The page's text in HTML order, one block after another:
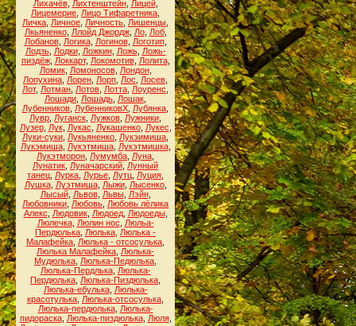
Лихачёв, Лихтенштейн, Лицей,
Лицемерие Лицо Тифаретника
Личка Личное Личность Лишенцы
Лкьяненко, Ллойд Джордж, Ло, Лоб,
Лобанов, Логика, Логинов, Логотип,
Лодзь, Лодки, Ложкин, Ложь, Ложь-
пиздёж, Локкарт, Локомотив, Лолита,
Ломик, Ломоносов, Лондон,
Лопухина Лорен Лорп Лос Лосев
Лот, Лотман Лотов Лотта Лоуренс
Лошади Лошадь Лошак
Лубенников ЛубенниковХ Лубянка
Лувр Луганск Лужков Лужники
Лузер, Лук, Лукас Лукашенко, Лукес
Луки-суки Лукьяненко Лукэимиша
Лукэмиша, Лукэтмиша, Лукэтмишка,
Лукэтморон Лумумба Луна
Лунатик Луначарский Лунный
танец Лурка Лурье Лутц Луция
Лушка, Луэтмиша, Лыжи, Лысенко,
Лысый, Львов, Львы, Лэйн,
Любовники Любовь Любовь лёлика
Алекс
Людовик, Людоед, Людоеды,
Люлечка, Люлин нос
Люльа-
Пердюлька Люлька Люлька -
Малафейка Люлька - отсосулька
Люлька Малафейка Люлька-
Мудюлька Люлька-Педюлька
Люлька-Пердлька, Люлька-
Пердюлька Люлька-Пиздюлька
Люлька-ебулька, Люлька-
красотулька Люлька-отсосулька
Люлька-пердюлька, Люлька-
пидораска, Люлька-пиздюлька, Люля,